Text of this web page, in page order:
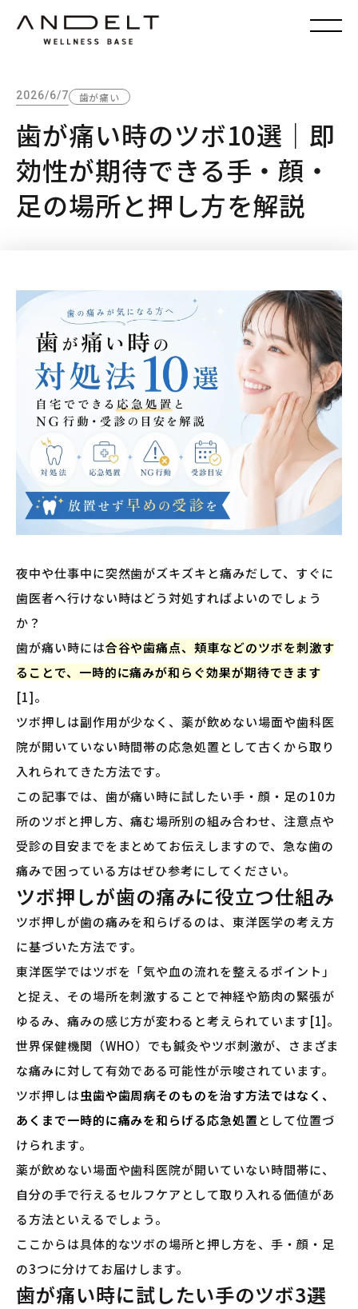
2026/6/7 歯が痛い
歯が痛い時のツボ10選｜即
効性が期待できる手・顔・
足の場所と押し方を解説
夜中や仕事中に突然歯がズキズキと痛みだして、すぐに
歯医者へ行けない時はどう対処すればよいのでしょう
か？
歯が痛い時には合谷や歯痛点、頬車などのツボを刺激す
ることで、一時的に痛みが和らぐ効果が期待できます
[1]。
ツボ押しは副作用が少なく、薬が飲めない場面や歯科医
院が開いていない時間帯の応急処置として古くから取り
入れられてきた方法です。
この記事では、歯が痛い時に試したい手・顔・足の10カ
所のツボと押し方、痛む場所別の組み合わせ、注意点や
受診の目安までをまとめてお伝えしますので、急な歯の
痛みで困っている方はぜひ参考にしてください。
ツボ押しが歯の痛みに役立つ仕組み
ツボ押しが歯の痛みを和らげるのは、東洋医学の考え方
に基づいた方法です。
東洋医学ではツボを「気や血の流れを整えるポイント」
と捉え、その場所を刺激することで神経や筋肉の緊張が
ゆるみ、痛みの感じ方が変わると考えられています[1]。
世界保健機関（WHO）でも鍼灸やツボ刺激が、さまざま
な痛みに対して有効である可能性が示唆されています。
ツボ押しは虫歯や歯周病そのものを治す方法ではなく、
あくまで一時的に痛みを和らげる応急処置 として位置づ
けられます。
薬が飲めない場面や歯科医院が開いていない時間帯に、
自分の手で行えるセルフケアとして取り入れる価値があ
る方法といえるでしょう。
ここからは具体的なツボの場所と押し方を、手・顔・足
の3つに分けてお届けします。
歯が痛い時に試したい手のツボ3選